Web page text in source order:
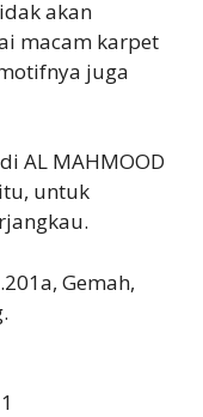
akan
macam karpet
juga
AL MAHMOOD
untuk
Gemah,